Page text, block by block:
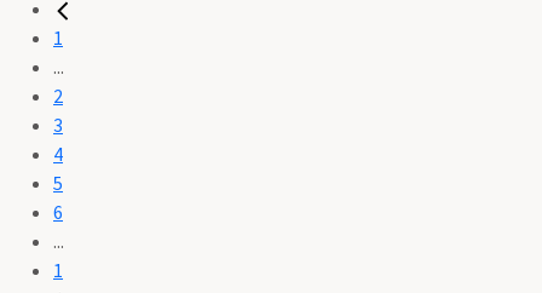
1
...
2
3
4
5
6
...
1